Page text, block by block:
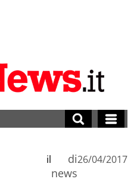
di
news
il 26/04/2017